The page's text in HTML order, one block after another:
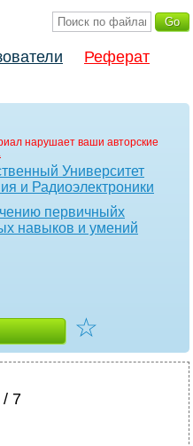
Реферат
нарушает ваши авторские
Университет
и Радиоэлектроники
первичныйх
навыков и умений
☆
/ 7